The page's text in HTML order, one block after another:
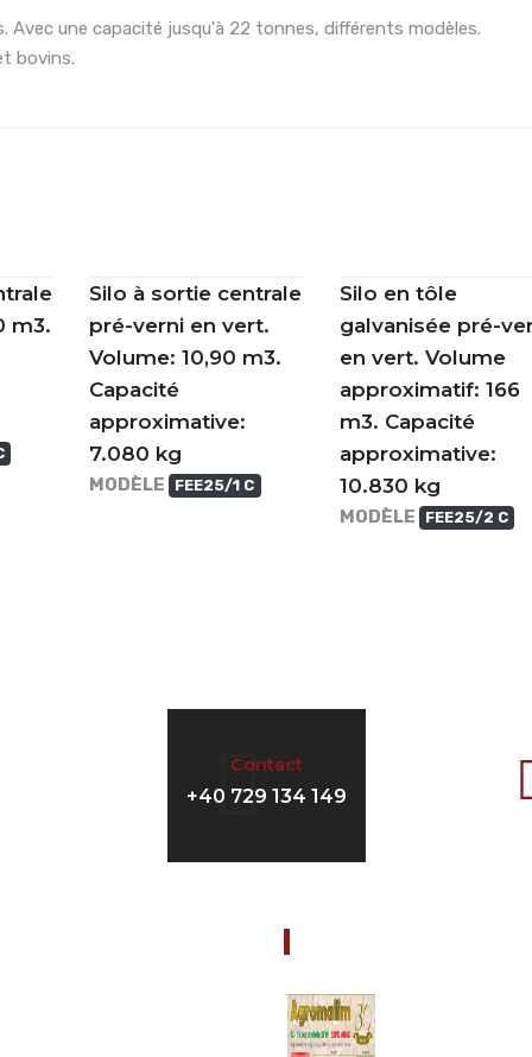
Avec une capacité jusqu'à 22 tonnes, différents modèles.
bovins.
m3.
Silo à sortie centrale
pré-verni en vert.
Volume: 10,90 m3.
Capacité
approximative:
7.080 kg
MODÈLE FEE25/1 C
Silo en tôle
galvanisée pré-
en vert. Volume
approximatif: 166
m3. Capacité
approximative:
10.830 kg
MODÈLE FEE25/2 C
Contact
+40 729 134 149